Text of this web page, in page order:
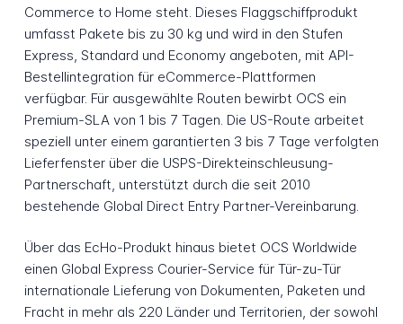
Commerce to Home steht. Dieses Flaggschiffprodukt
umfasst Pakete bis zu 30 kg und wird in den Stufen
Express, Standard und Economy angeboten, mit API-
Bestellintegration für eCommerce-Plattformen
verfügbar. Für ausgewählte Routen bewirbt OCS ein
Premium-SLA von 1 bis 7 Tagen. Die US-Route arbeitet
speziell unter einem garantierten 3 bis 7 Tage verfolgten
Lieferfenster über die USPS-Direkteinschleusung-
Partnerschaft, unterstützt durch die seit 2010
bestehende Global Direct Entry Partner-Vereinbarung.
Über das EcHo-Produkt hinaus bietet OCS Worldwide
einen Global Express Courier-Service für Tür-zu-Tür
internationale Lieferung von Dokumenten, Paketen und
Fracht in mehr als 220 Länder und Territorien, der sowohl